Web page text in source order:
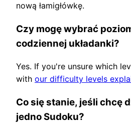
nową łamigłówkę.
Czy mogę wybrać
codziennej układanki?
Yes. If you're unsure which
with our difficulty levels
Co się stanie, jeśli chcę
jedno Sudoku?